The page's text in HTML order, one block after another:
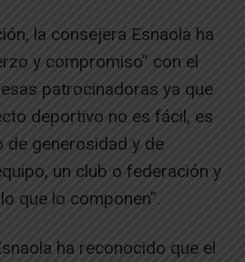
la consejera Esnaola ha
y compromiso” con el
patrocinadoras ya que
deportivo no es fácil, es
de generosidad y de
un club o federación y
que lo componen”.
ha reconocido que el